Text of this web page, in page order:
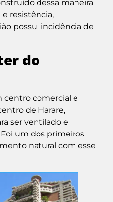
dessa maneira
resistência,
possui incidência de
do
centro comercial e
de Harare,
ser ventilado e
um dos primeiros
natural com esse